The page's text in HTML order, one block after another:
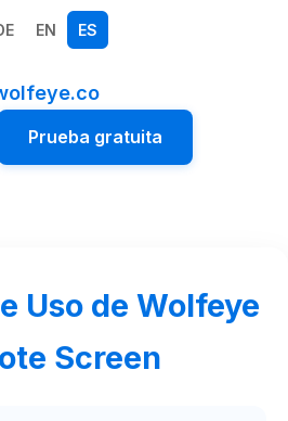
EN ES
Prueba gratuita
Uso de Wolfeye
Screen